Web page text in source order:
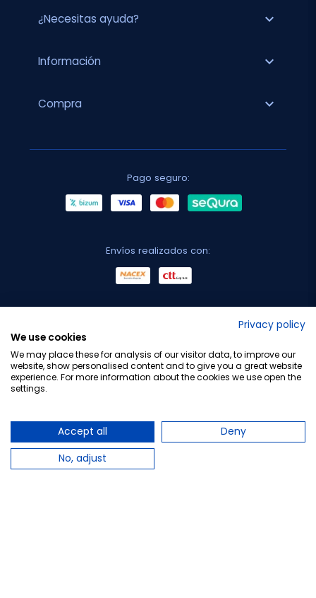
¿Necesitas ayuda? expand_more
Información expand_more
Compra expand_more
Pago seguro:
Envíos realizados con:
Privacy policy
We use cookies
We may place these for analysis of our visitor data, to improve our
website, show personalised content and to give you a great website
experience. For more information about the cookies we use open the
settings.
Accept all
Deny
No, adjust